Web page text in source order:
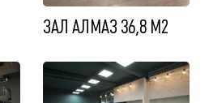
ЗАЛ АЛМАЗ 36,8 М2